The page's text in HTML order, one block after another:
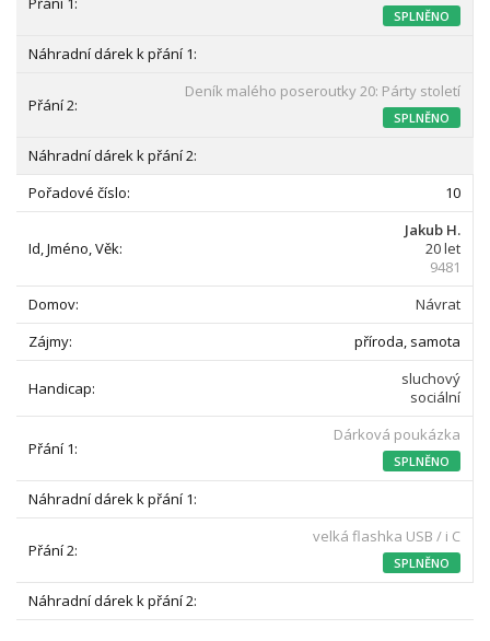
SPLNĚNO
Deník malého poseroutky 20: Párty století
SPLNĚNO
10
Jakub H.
20 let
9481
Návrat
příroda, samota
sluchový
sociální
Dárková poukázka
SPLNĚNO
velká flashka USB / i C
SPLNĚNO